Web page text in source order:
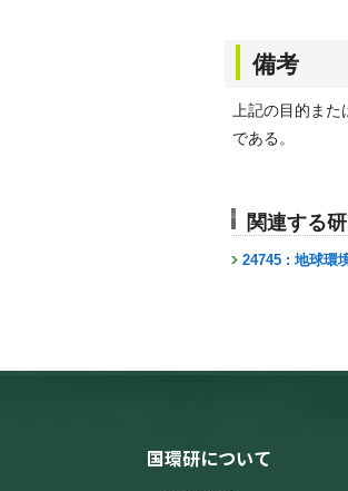
備考
上記の目的ま
である。
関連する
24745 : 地球環
国環研について